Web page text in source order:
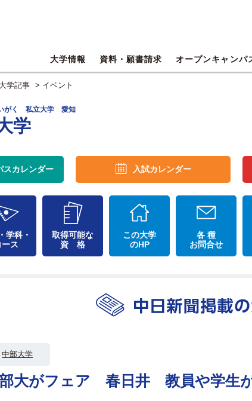
大学情報 資料・願書請求 オープンキャンパ
学記事 > イベント
がく 私立大学 愛知
学
スカレンダー 入試カレンダー
学科・
ース
取得可能な
資 格
この大学
のHP
各 種
お問合せ
中部大学
部大がフェア 春日井 教員や学生